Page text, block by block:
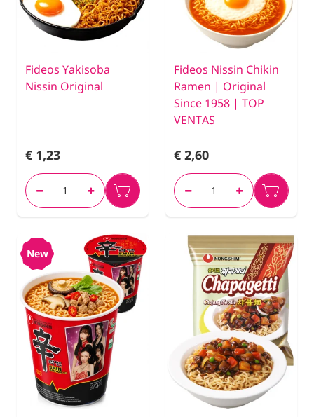
Fideos Yakisoba
Nissin Original
€ 1,23
Fideos Nissin Chikin
Ramen | Original
Since 1958 | TOP
VENTAS
€ 2,60
New